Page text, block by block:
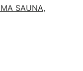
SAUNA,